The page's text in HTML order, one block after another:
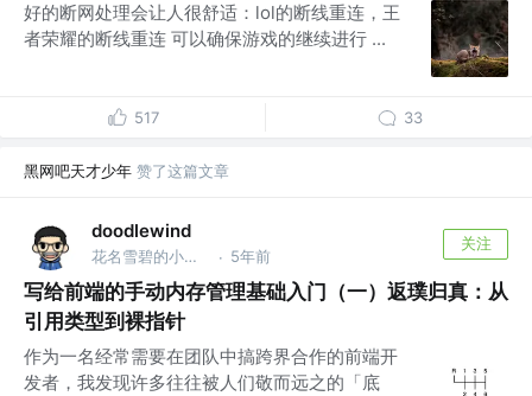
好的断网处理会让人很舒适：lol的断线重连，王
者荣耀的断线重连 可以确保游戏的继续进行 ...
517 33
黑网吧天才少年 赞了这篇文章
doodlewind
花名雪碧的小透明 @稿定科技 · 5年前
关注
写给前端的手动内存管理基础入门（一）返璞归真：从
引用类型到裸指针
作为一名经常需要在团队中搞跨界合作的前端开
发者，我发现许多往往被人们敬而远之的「底